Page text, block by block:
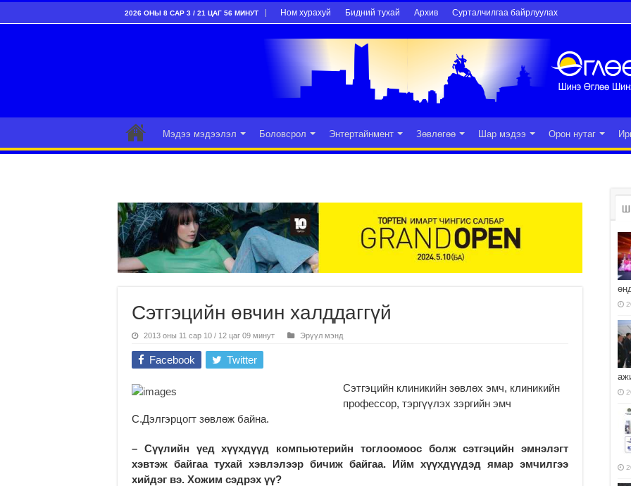
2026 ОНЫ 8 САР 3 / 21 ЦАГ 56 МИНУТ Ном хурахуй Бидний тухай Архив Сурталчилгаа байрлуулах
Мэдээ мэдээлэл Боловсрол Энтертайнмент Зөвлөгөө Шар мэдээ Орон нутаг
Сэтгэцийн өвчин халддаггүй
2013 оны 11 сар 10 / 12 цаг 09 минут Эрүүл мэнд
Facebook Twitter
Сэтгэцийн клиникийн зөвлөх эмч, клиникийн
профессор, тэргүүлэх зэргийн эмч
С.Дэлгэрцогт зөвлөж байна.
– Сүүлийн үед хүүхдүүд компьютерийн тоглоомоос болж сэтгэцийн эмнэлэгт
хэвтэж байгаа тухай хэвлэлээр бичиж байгаа. Ийм хүүхдүүдэд ямар эмчилгээ
хийдэг вэ. Хожим сэдрэх үү?